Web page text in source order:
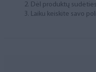
Dėl produktų
Laiku keiskite savo